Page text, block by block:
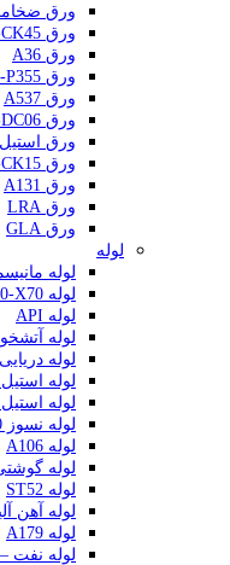
ورق
ورق CK60-CK45
ورق A36
ورق P265-P295-P355
ورق A537
ورق DC04-DC06
ورق استیل 321
ورق CK22-CK15
ورق A131
ورق LRA
ورق GLA
لوله
لوله
لوله X52-X60-X70
لوله API
لوله
لوله دریایی
لوله استیل 304
لوله استیل 304 – 316
لوله نسوز 310 – 309
لوله A106
لوله
لوله ST52
لوله آهن
لوله A179
لوله نفت